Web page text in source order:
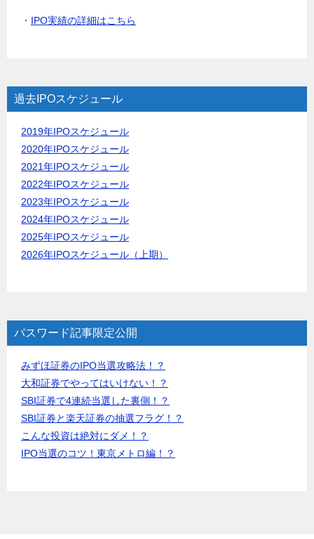
・ IPO実績の詳細はこちら
過去IPOスケジュール
2019年IPOスケジュール
2020年IPOスケジュール
2021年IPOスケジュール
2022年IPOスケジュール
2023年IPOスケジュール
2024年IPOスケジュール
2025年IPOスケジュール
2026年IPOスケジュール（上期）
パスワード記事限定公開
みずほ証券のIPO当選攻略法！？
大和証券でやってはいけない！？
SBI証券で4連続当選した裏側！？
SBI証券と楽天証券の抽選フラグ！？
こんな投資は絶対にダメ！？
IPO当選のコツ！東京メトロ編！？